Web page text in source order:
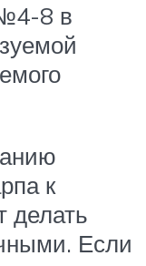
8 в
к
делать
Если